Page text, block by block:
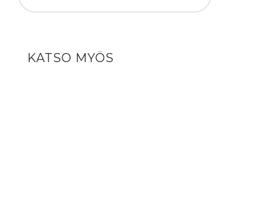
KATSO MYÖS